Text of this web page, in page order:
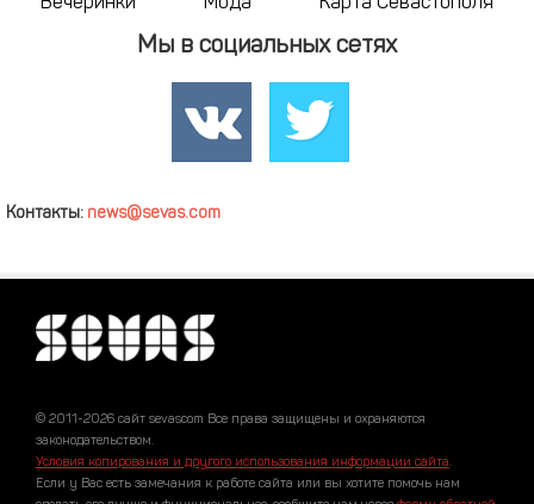
Мы в социальных сетях
Контакты: news@sevas.com
© 2011-2026 сайт sevascom Все права защищены и охраняются
законодательством.
Условия копирования и другого использования информации сайта.
Если у Вас есть замечания к работе сайта или вы хотите помочь нам